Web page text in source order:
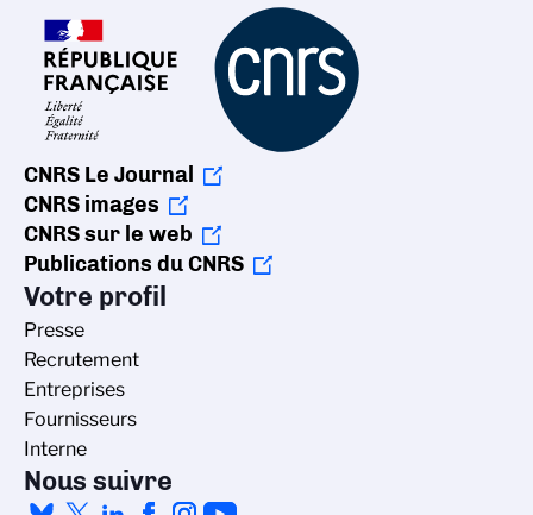
CNRS Le Journal
CNRS images
CNRS sur le web
Publications du CNRS
Votre profil
Presse
Recrutement
Entreprises
Fournisseurs
Interne
Nous suivre